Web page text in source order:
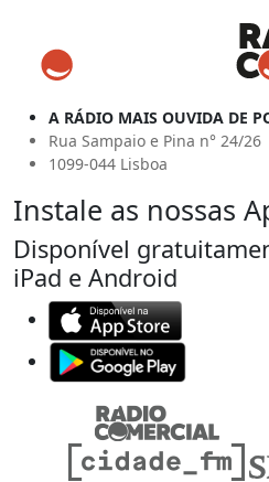
A RÁDIO MAIS OUVIDA DE
Rua Sampaio e Pina n° 24/26
1099-044 Lisboa
Instale as nossas
Disponível
iPad e Android